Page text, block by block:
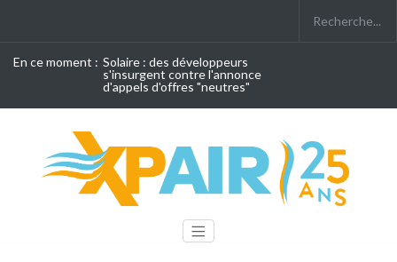
En ce moment : Solaire : des développeurs
s'insurgent contre l'annonce
d'appels d'offres "neutres"